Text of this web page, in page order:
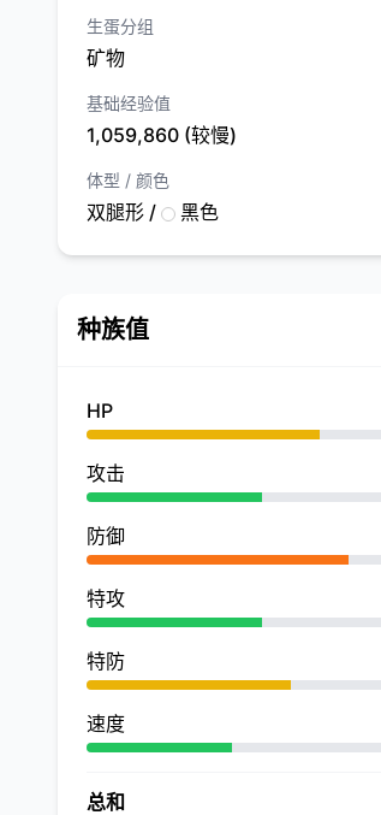
生蛋分组
矿物
基础经验值
1,059,860 (较慢)
体型 / 颜色
双腿形 / 黑色
种族值
HP
攻击
防御
特攻
特防
速度
总和